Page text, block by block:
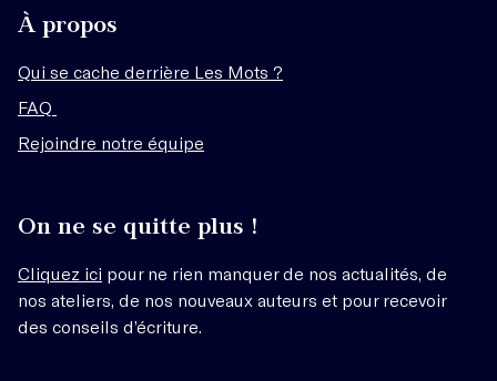
À propos
Qui se cache derrière Les Mots ?
FAQ
Rejoindre notre équipe
On ne se quitte plus !
Cliquez ici pour ne rien manquer de nos actualités, de
nos ateliers, de nos nouveaux auteurs et pour recevoir
des conseils d’écriture.